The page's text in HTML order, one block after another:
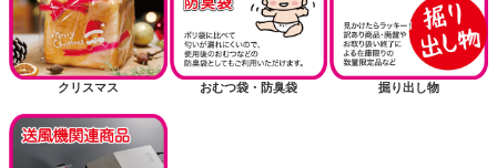
クリスマス おむつ袋・防臭袋 掘り出し物